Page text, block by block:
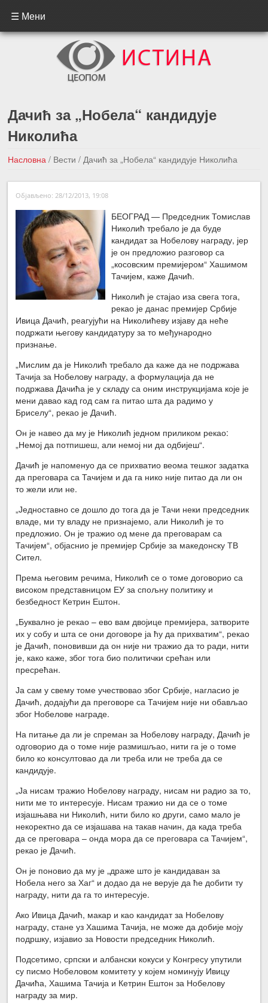
☰ Мени
Дачић за „Нобела“ кандидује
Николића
Насловна / Вести/ Дачић за „Нобела“ кандидује Николића
←Претходна вест
Следећа вест →
Објављено: 28/12/2013, 19:08
БЕОГРАД — Председник Томислав
Николић требало је да буде
кандидат за Нобелову награду, јер
је он предложио разговор са
„косовским премијером“ Хашимом
Тачијем, каже Дачић.
Николић је стајао иза свега тога,
рекао је данас премијер Србије
Ивица Дачић, реагујући на Николићеву изјаву да неће
подржати његову кандидатуру за то међународно
признање.
„Мислим да је Николић требало да каже да не подржава
Тачија за Нобелову награду, а формулација да не
подржава Дачића је у складу са оним инструкцијама које је
мени давао кад год сам га питао шта да радимо у
Бриселу“, рекао је Дачић.
Он је навео да му је Николић једном приликом рекао:
„Немој да потпишеш, али немој ни да одбијеш“.
Дачић је напоменуо да се прихватио веома тешког задатка
да преговара са Тачијем и да га нико није питао да ли он
то жели или не.
„Једноставно се дошло до тога да је Тачи неки председник
владе, ми ту владу не признајемо, али Николић је то
предложио. Он је тражио од мене да преговарам са
Тачијем“, објаснио је премијер Србије за македонску ТВ
Сител.
Према његовим речима, Николић се о томе договорио са
високом представницом ЕУ за спољну политику и
безбедност Кетрин Ештон.
„Буквално је рекао – ево вам двојице премијера, затворите
их у собу и шта се они договоре ја ћу да прихватим“, рекао
је Дачић, поновивши да он није ни тражио да то ради, нити
је, како каже, због тога био политички срећан или
пресрећан.
Ја сам у свему томе учествовао због Србије, нагласио је
Дачић, додајући да преговоре са Тачијем није ни обављао
због Нобелове награде.
На питање да ли је спреман за Нобелову награду, Дачић је
одговорио да о томе није размишљао, нити га је о томе
било ко консултовао да ли треба или не треба да се
кандидује.
„Ја нисам тражио Нобелову награду, нисам ни радио за то,
нити ме то интересује. Нисам тражио ни да се о томе
изјашњава ни Николић, нити било ко други, само мало је
некоректно да се изјашава на такав начин, да када треба
да се преговара – онда мора да се преговара са Тачијем“,
рекао је Дачић.
Он је поновио да му је „драже што је кандидаван за
Нобела него за Хаг“ и додао да не верује да ће добити ту
награду, нити да га то интересује.
Ако Ивица Дачић, макар и као кандидат за Нобелову
награду, стане уз Хашима Тачија, не може да добије моју
подршку, изјавио за Новости председник Николић.
Подсетимо, српски и албански кокуси у Конгресу упутили
су писмо Нобеловом комитету у којем номинују Ивицу
Дачића, Хашима Тачија и Кетрин Ештон за Нобелову
награду за мир.